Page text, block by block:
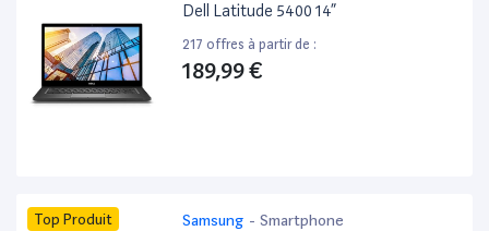
Dell Latitude 5400 14”
217 offres à partir de :
189,99 €
Top Produit Samsung - Smartphone